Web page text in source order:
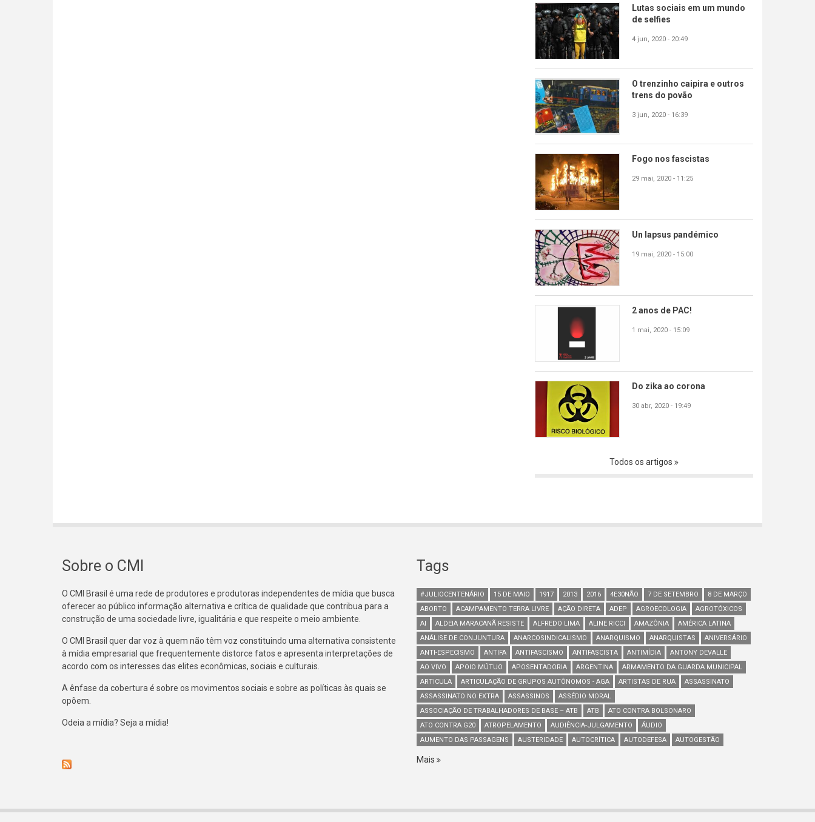
Lutas sociais em um mundo
de selfies
4 jun, 2020 - 20:49
O trenzinho caipira e outros
trens do povão
3 jun, 2020 - 16:39
Fogo nos fascistas
29 mai, 2020 - 11:25
Un lapsus pandémico
19 mai, 2020 - 15:00
2 anos de PAC!
1 mai, 2020 - 15:09
Do zika ao corona
30 abr, 2020 - 19:49
Todos os artigos
Sobre o CMI
O CMI Brasil é uma rede de produtores e produtoras independentes de mídia que busca
oferecer ao público informação alternativa e crítica de qualidade que contribua para a
construção de uma sociedade livre, igualitária e que respeite o meio ambiente.
O CMI Brasil quer dar voz à quem não têm voz constituindo uma alternativa consistente
à mídia empresarial que frequentemente distorce fatos e apresenta interpretações de
acordo com os interesses das elites econômicas, sociais e culturais.
A ênfase da cobertura é sobre os movimentos sociais e sobre as políticas às quais se
opõem.
Odeia a mídia? Seja a mídia!
Tags
#JULIOCENTENÁRIO 15 DE MAIO 1917 2013 2016 4E30NÃO 7 DE SETEMBRO
8 DE MARÇO
ABORTO
ACAMPAMENTO TERRA LIVRE AÇÃO DIRETA ADEP AGROECOLOGIA
AGROTÓXICOS
AI
ALDEIA MARACANÃ RESISTE ALFREDO LIMA ALINE RICCI AMAZÔNIA
AMÉRICA LATINA
ANÁLISE DE CONJUNTURA
ANARCOSINDICALISMO ANARQUISMO ANARQUISTAS
ANIVERSÁRIO
ANTI-ESPECISMO
ANTIFA ANTIFASCISMO ANTIFASCISTA ANTIMÍDIA
ANTONY DEVALLE
AO VIVO
APOIO MÚTUO APOSENTADORIA ARGENTINA
ARMAMENTO DA GUARDA MUNICIPAL
ARTICULA
ARTICULAÇÃO DE GRUPOS AUTÔNOMOS - AGA ARTISTAS DE RUA
ASSASSINATO
ASSASSINATO NO EXTRA
ASSASSINOS
ASSÉDIO MORAL
ASSOCIAÇÃO DE TRABALHADORES DE BASE – ATB
ATB
ATO CONTRA BOLSONARO
ATO CONTRA G20
ATROPELAMENTO AUDIÊNCIA-JULGAMENTO
ÁUDIO
AUMENTO DAS PASSAGENS
AUSTERIDADE AUTOCRÍTICA AUTODEFESA AUTOGESTÃO
Mais